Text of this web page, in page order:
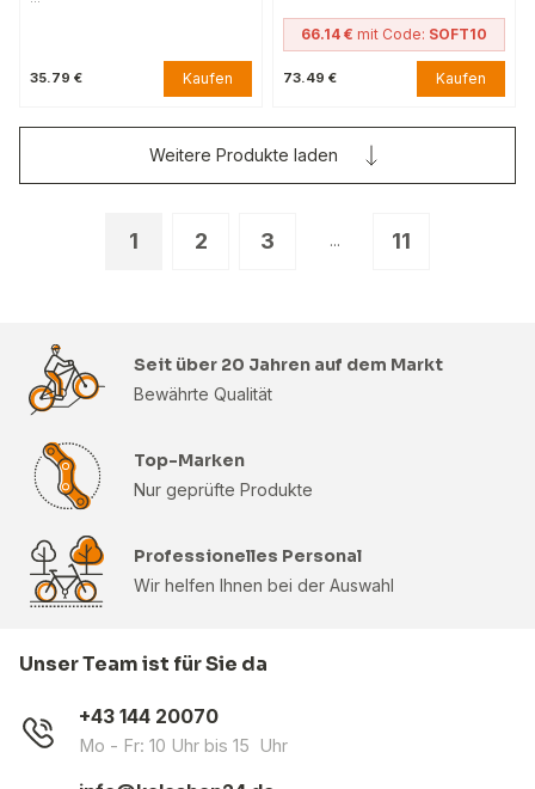
35.79 € Kaufen
66.14 € mit Code: SOFT10
73.49 € Kaufen
1 2 3 ... 11
Weitere Produkte laden
Seit über 20 Jahren auf dem Markt
Bewährte Qualität
Top-Marken
Nur geprüfte Produkte
Professionelles Personal
Wir helfen Ihnen bei der Auswahl
Unser Team ist für Sie da
+43 144 20070
Mo - Fr: 10 Uhr bis 15 Uhr